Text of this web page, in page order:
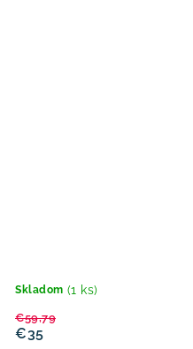
Skladom (1 ks)
€35
€59,79